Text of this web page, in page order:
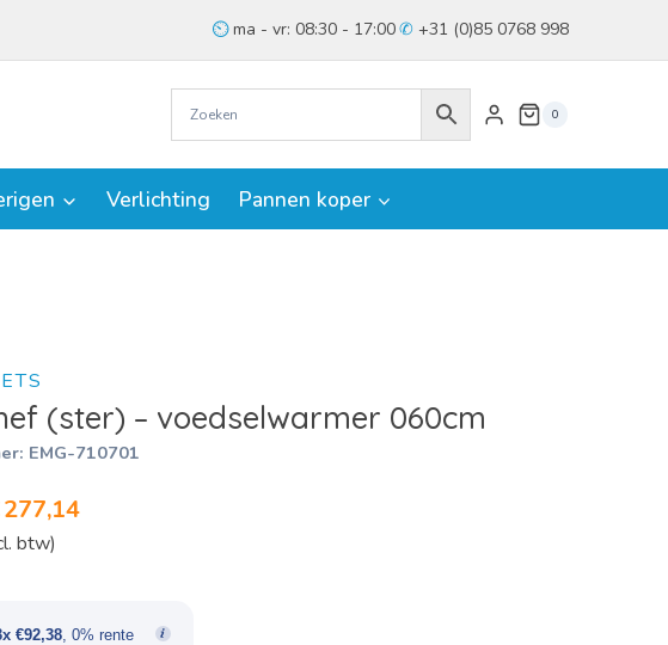
ma - vr: 08:30 - 17:00 +31 (0)85 0768 998
0
Verlichting Pannen koper
(ster) – voedselwarmer 060cm
EMG-710701
277,14Huidige
€277,14.
btw)
€92,38, 0% rente